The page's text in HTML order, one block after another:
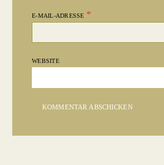
E-MAIL-ADRESSE *
WEBSITE